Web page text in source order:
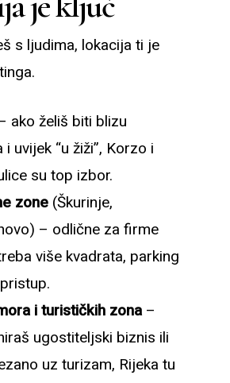
s ljudima, lokacija ti je
ako želiš biti blizu
i uvijek “u žiži”, Korzo i
su top izbor.
zone (Škurinje,
– odlične za firme
više kvadrata, parking
i turističkih zona–
ugostiteljski biznis ili
uz turizam, Rijeka tu